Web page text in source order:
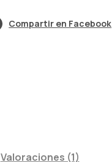
Compartir en Facebook
Valoraciones (1)